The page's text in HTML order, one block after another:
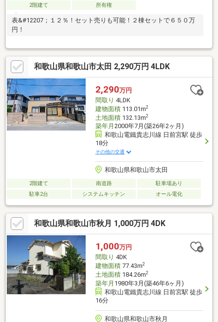
2階建て 所有権
表&#12207；１２％！セット売りも可能！２棟セットで６５０万
円！
和歌山県和歌山市太田 2,290万円 4LDK
2,290万円
間取り 4LDK
建物面積113.01m2
土地面積132.13m2
築年月 2000年7月(築26年2ヶ月)
和歌山電鐵貴志川線 日前宮駅 徒歩
18分
その他の交通
和歌山県和歌山市太田
2階建て 南道路
駐車場あり
駐車2台
システムキッチン オール電化
和歌山県和歌山市秋月 1,000万円 4DK
1,000万円
間取り 4DK
建物面積77.43m2
土地面積184.26m2
築年月 1980年3月(築46年6ヶ月)
和歌山電鐵貴志川線 日前宮駅 徒歩
16分
和歌山県和歌山市秋月